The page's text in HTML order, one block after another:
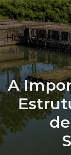
HomeBlog
A Importância
A